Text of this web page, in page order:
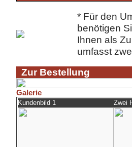
* Für den
benötigen
Ihnen als
umfasst
Zur Bestellung
Galerie
Kundenbild 1 Zwei